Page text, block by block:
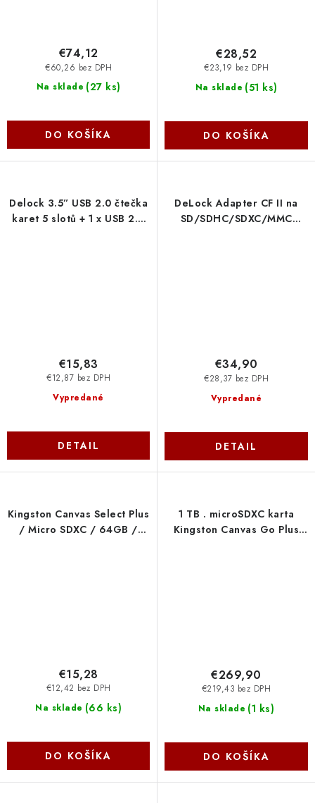
Na sklade (27 ks)
€60,26 bez DPH
€74,12
DO KOŠÍKA
Na sklade (51 ks)
€23,19 bez DPH
€28,52
DO KOŠÍKA
Delock 3.5” USB 2.0 čtečka
karet 5 slotů + 1 x USB 2.0
Vypredané
€12,87 bez DPH
€15,83
DETAIL
DeLock Adapter CF II na
SD/SDHC/SDXC/MMC
Vypredané
€28,37 bez DPH
€34,90
DETAIL
Kingston Canvas Select Plus
/ Micro SDXC / 64GB /
Na sklade (66 ks)
€12,42 bez DPH
€15,28
DO KOŠÍKA
1 TB . microSDXC karta
Kingston Canvas Go Plus
Na sklade (1 ks)
€219,43 bez DPH
€269,90
DO KOŠÍKA